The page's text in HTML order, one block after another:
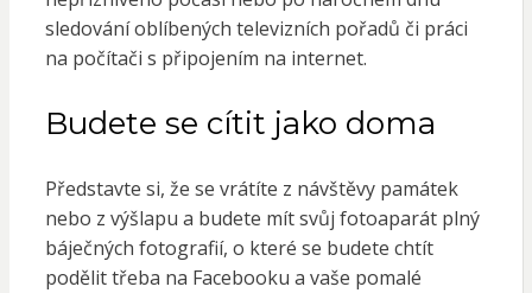
sledování oblíbených televizních pořadů či práci
na počítači s připojením na internet.
Budete se cítit jako doma
Představte si, že se vrátíte z návštěvy památek
nebo z výšlapu a budete mít svůj fotoaparát plný
báječných fotografií, o které se budete chtít
podělit třeba na Facebooku a vaše pomalé